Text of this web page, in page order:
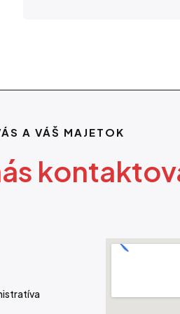
A VÁŠ MAJETOK